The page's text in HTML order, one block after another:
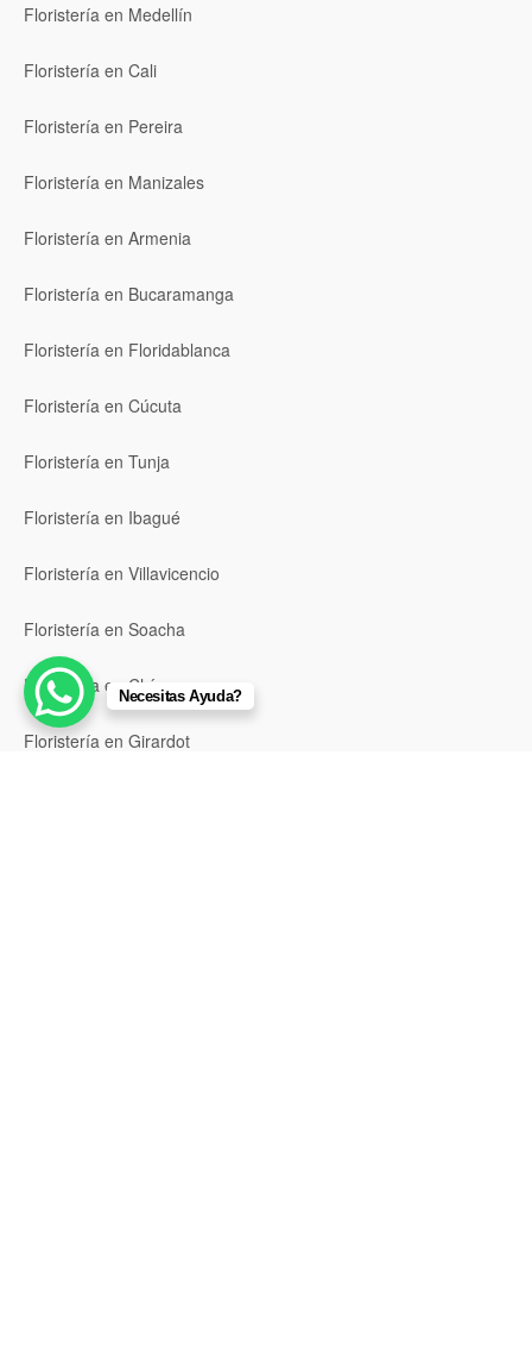
Floristería en Medellín
Floristería en Cali
Floristería en Pereira
Floristería en Manizales
Floristería en Armenia
Floristería en Bucaramanga
Floristería en Floridablanca
Floristería en Cúcuta
Floristería en Tunja
Floristería en Ibagué
Floristería en Villavicencio
Floristería en Soacha
Floristería en Chía
Floristería en Girardot
Necesitas Ayuda?